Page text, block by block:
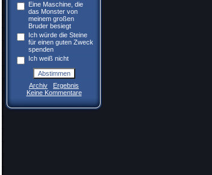
Eine Maschine, die
das Monster von
meinem großen
Bruder besiegt
Ich würde die Steine
für einen guten Zweck
spenden
Ich weiß nicht
Archiv
Ergebnis
Keine Kommentare